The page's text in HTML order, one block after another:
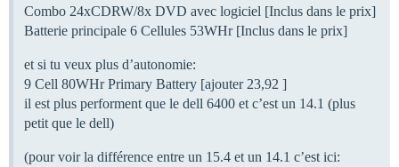
Combo 24xCDRW/8x DVD avec logiciel [Inclus dans le prix]
Batterie principale 6 Cellules 53WHr [Inclus dans le prix]
et si tu veux plus d’autonomie:
9 Cell 80WHr Primary Battery [ajouter 23,92 ]
il est plus performent que le dell 6400 et c’est un 14.1 (plus
petit que le dell)
(pour voir la différence entre un 15.4 et un 14.1 c’est ici: